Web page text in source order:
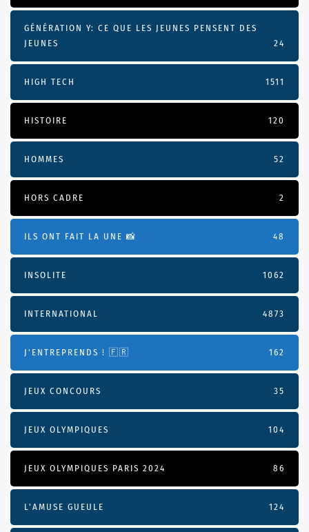
GÉNÉRATION Y: CE QUE LES JEUNES PENSENT DES
JEUNES
24
HIGH TECH 1511
HISTOIRE 120
HOMMES 52
HORS CADRE 2
ILS ONT FAIT LA UNE 📸 48
INSOLITE 1062
INTERNATIONAL 4873
J'ENTREPRENDS ! 🇫🇷 162
JEUX CONCOURS 35
JEUX OLYMPIQUES 104
JEUX OLYMPIQUES PARIS 2024 86
L'AMUSE GUEULE 124